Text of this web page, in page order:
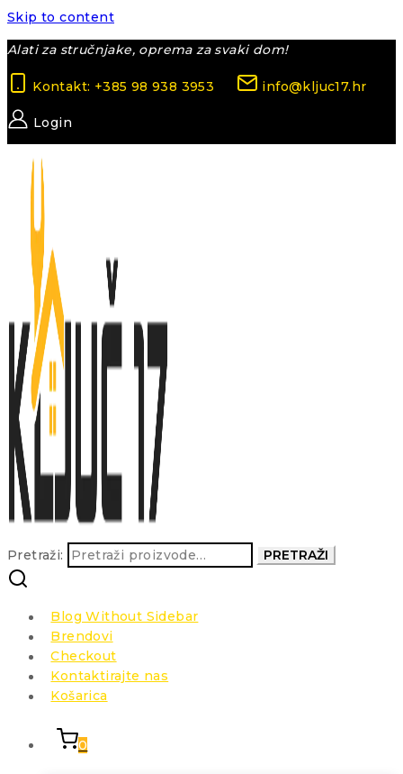
Skip to content
Alati za stručnjake, oprema za svaki dom!
Kontakt: +385 98 938 3953 info@kljuc17.hr
Login
Pretraži: PRETRAŽI
Blog Without Sidebar
Brendovi
Checkout
Kontaktirajte nas
Košarica
0